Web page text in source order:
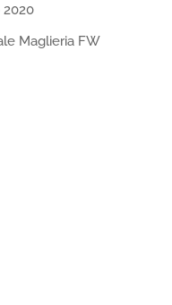
2020
Maglieria FW